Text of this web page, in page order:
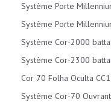
Système Porte
Système Porte
Système Cor-2000
Système Cor-2300
Cor 70 Folha Oculta
Système Cor-70